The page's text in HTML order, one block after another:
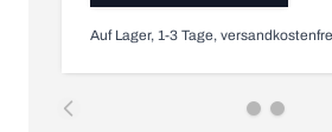
Auf Lager, 1-3 Tage,